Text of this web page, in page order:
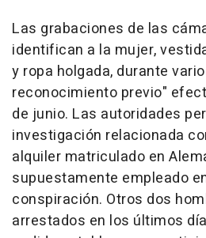
Las grabaciones de las
identifican a la mujer,
y ropa holgada, durante
reconocimiento previo"
de junio. Las autoridades
investigación relacionada
alquiler matriculado en
supuestamente empleado
conspiración. Otros dos
arrestados en los últimos